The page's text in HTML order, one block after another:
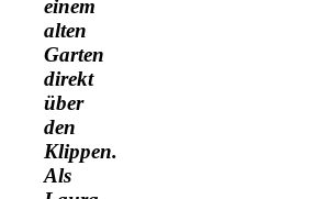
einem
alten
Garten
direkt
über
den
Klippen.
Als